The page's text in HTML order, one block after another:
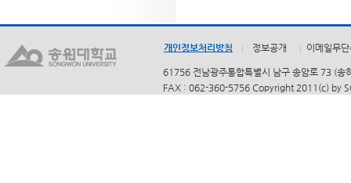
개인정보처리방침 정보공개 이메일무
61756 전남광주통합특별시 남구 송암로 73 (
FAX : 062-360-5756 Copyright 2011(c) by